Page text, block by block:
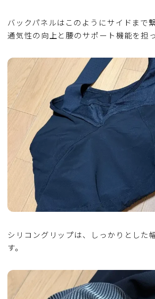
バックパネルはこのようにサイドまで
通気性の向上と腰のサポート機能を担っ
シリコングリップは、しっかりとした
す。